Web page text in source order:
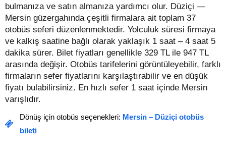
bulmanıza ve satın almanıza yardımcı olur. Düziçi —
Mersin güzergahında çeşitli firmalara ait toplam 37
otobüs seferi düzenlenmektedir. Yolculuk süresi firmaya
ve kalkış saatine bağlı olarak yaklaşık 1 saat – 4 saat 5
dakika sürer. Bilet fiyatları genellikle 329 TL ile 947 TL
arasında değişir. Otobüs tarifelerini görüntüleyebilir, farklı
firmaların sefer fiyatlarını karşılaştırabilir ve en düşük
fiyatı bulabilirsiniz. En hızlı sefer 1 saat içinde Mersin
varışlıdır.
Dönüş için otobüs seçenekleri: Mersin – Düziçi otobüs
bileti